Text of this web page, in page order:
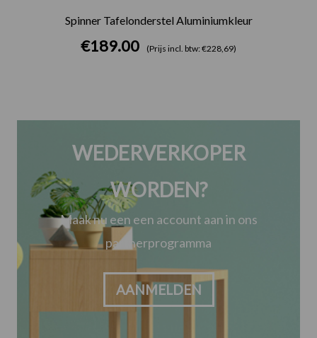
Spinner Tafelonderstel Aluminiumkleur
€189.00 (Prijs incl. btw: €228,69)
WEDERVERKOPER
WORDEN?
Maak nu een een account aan in ons
partnerprogramma
AANMELDEN